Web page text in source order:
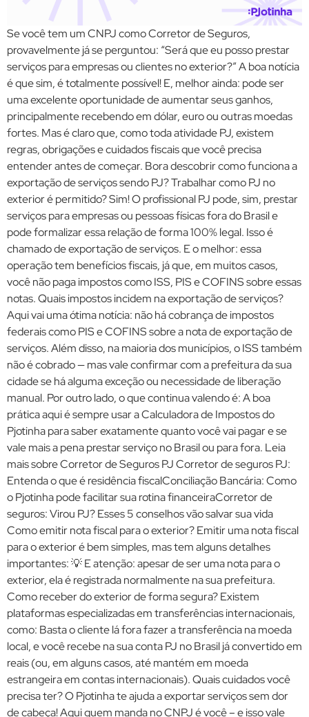
Se você tem um CNPJ como Corretor de Seguros,
provavelmente já se perguntou: “Será que eu posso prestar
serviços para empresas ou clientes no exterior?” A boa notícia
é que sim, é totalmente possível! E, melhor ainda: pode ser
uma excelente oportunidade de aumentar seus ganhos,
principalmente recebendo em dólar, euro ou outras moedas
fortes. Mas é claro que, como toda atividade PJ, existem
regras, obrigações e cuidados fiscais que você precisa
entender antes de começar. Bora descobrir como funciona a
exportação de serviços sendo PJ? Trabalhar como PJ no
exterior é permitido? Sim! O profissional PJ pode, sim, prestar
serviços para empresas ou pessoas físicas fora do Brasil e
pode formalizar essa relação de forma 100% legal. Isso é
chamado de exportação de serviços. E o melhor: essa
operação tem benefícios fiscais, já que, em muitos casos,
você não paga impostos como ISS, PIS e COFINS sobre essas
notas. Quais impostos incidem na exportação de serviços?
Aqui vai uma ótima notícia: não há cobrança de impostos
federais como PIS e COFINS sobre a nota de exportação de
serviços. Além disso, na maioria dos municípios, o ISS também
não é cobrado — mas vale confirmar com a prefeitura da sua
cidade se há alguma exceção ou necessidade de liberação
manual. Por outro lado, o que continua valendo é: A boa
prática aqui é sempre usar a Calculadora de Impostos do
Pjotinha para saber exatamente quanto você vai pagar e se
vale mais a pena prestar serviço no Brasil ou para fora. Leia
mais sobre Corretor de Seguros PJ Corretor de seguros PJ:
Entenda o que é residência fiscalConciliação Bancária: Como
o Pjotinha pode facilitar sua rotina financeiraCorretor de
seguros: Virou PJ? Esses 5 conselhos vão salvar sua vida
Como emitir nota fiscal para o exterior? Emitir uma nota fiscal
para o exterior é bem simples, mas tem alguns detalhes
importantes: 💡 E atenção: apesar de ser uma nota para o
exterior, ela é registrada normalmente na sua prefeitura.
Como receber do exterior de forma segura? Existem
plataformas especializadas em transferências internacionais,
como: Basta o cliente lá fora fazer a transferência na moeda
local, e você recebe na sua conta PJ no Brasil já convertido em
reais (ou, em alguns casos, até mantém em moeda
estrangeira em contas internacionais). Quais cuidados você
precisa ter? O Pjotinha te ajuda a exportar serviços sem dor
de cabeça! Aqui quem manda no CNPJ é você – e isso vale